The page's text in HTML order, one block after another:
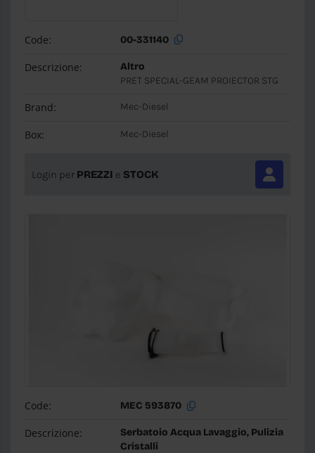
Code: 00-331140
Descrizione:
Altro
PRET SPECIAL-GEAM PROIECTOR STG
Brand: Mec-Diesel
Box: Mec-Diesel
Login per PREZZI e STOCK
Code: MEC 593870
Descrizione:
Serbatoio Acqua Lavaggio, Pulizia
Cristalli